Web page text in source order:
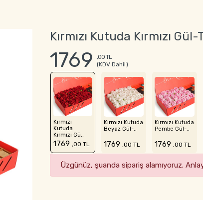
Kırmızı Kutuda Kırmızı
1769
,00 TL
(KDV Dahil)
Kırmızı
Kutuda
Kırmızı Gü..
1769 ,00 TL
Kırmızı Kutuda
Beyaz Gül-..
1769 ,00 TL
Kırmızı Kutuda
Pembe Gül-..
1769 ,00 TL
Üzgünüz, şuanda sipariş alamıyoruz.